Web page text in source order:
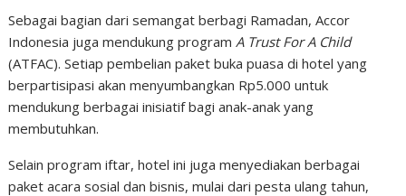
Sebagai bagian dari semangat berbagi Ramadan, Accor
Indonesia juga mendukung program A Trust For A Child
(ATFAC). Setiap pembelian paket buka puasa di hotel yang
berpartisipasi akan menyumbangkan Rp5.000 untuk
mendukung berbagai inisiatif bagi anak-anak yang
membutuhkan.
Selain program iftar, hotel ini juga menyediakan berbagai
paket acara sosial dan bisnis, mulai dari pesta ulang tahun,